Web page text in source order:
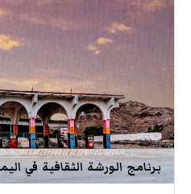
برنامج الورشة الثقافية في